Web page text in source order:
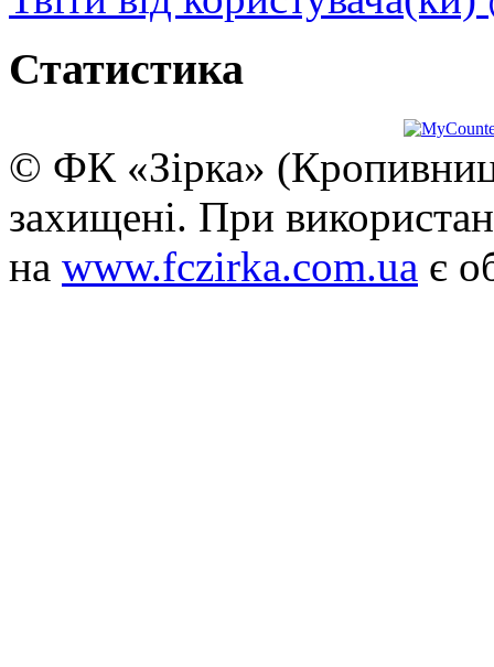
Статистика
© ФК «Зірка»
захищені. При
на www.fczirka.com.ua є